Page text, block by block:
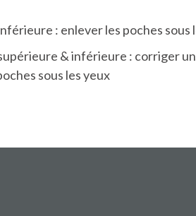
: enlever les poches sous
& inférieure : corriger
sous les yeux